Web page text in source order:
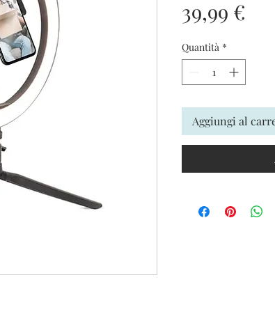
39,99 €
Quantità *
Aggiungi al